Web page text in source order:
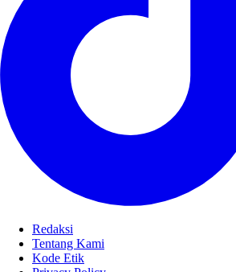
Redaksi
Tentang Kami
Kode Etik